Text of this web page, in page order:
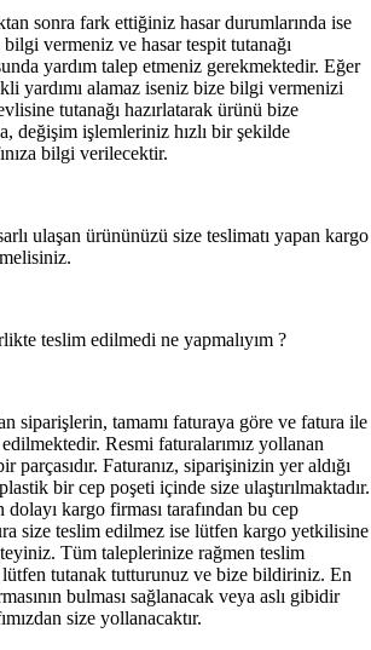
Otomobil & Motosiklet
Anne & Bebek & Oyuncak
Mendil
Aksesuarları
sonra fark ettiğiniz hasar durumlarında ise
vermeniz ve hasar tespit tutanağı
yardım talep etmeniz gerekmektedir. Eğer
yardımı alamaz iseniz bize bilgi vermenizi
tutanağı hazırlatarak ürünü bize
değişim işlemleriniz hızlı bir şekilde
bilgi verilecektir.
ulaşan ürününüzü size teslimatı yapan kargo
teslim edilmedi ne yapmalıyım ?
siparişlerin, tamamı faturaya göre ve fatura ile
Resmi faturalarımız yollanan
parçasıdır. Faturanız, siparişinizin yer aldığı
bir cep poşeti içinde size ulaştırılmaktadır.
kargo firması tarafından bu cep
size teslim edilmez ise lütfen kargo yetkilisine
Tüm taleplerinize rağmen teslim
tutanak tutturunuz ve bize bildiriniz. En
bulması sağlanacak veya aslı gibidir
size yollanacaktır.